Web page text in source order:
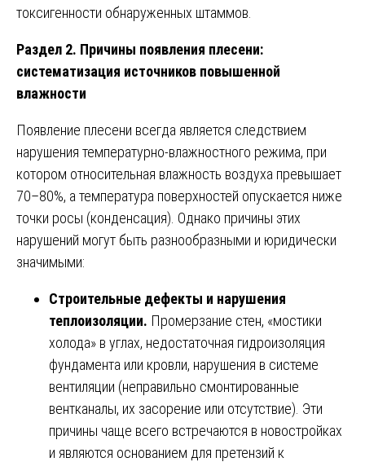
токсигенности обнаруженных штаммов.
Раздел 2. Причины появления плесени:
систематизация источников повышенной
влажности
Появление плесени всегда является следствием
нарушения температурно-влажностного режима, при
котором относительная влажность воздуха превышает
70–80%, а температура поверхностей опускается ниже
точки росы (конденсация). Однако причины этих
нарушений могут быть разнообразными и юридически
значимыми:
Строительные дефекты и нарушения
теплоизоляции. Промерзание стен, «мостики
холода» в углах, недостаточная гидроизоляция
фундамента или кровли, нарушения в системе
вентиляции (неправильно смонтированные
вентканалы, их засорение или отсутствие). Эти
причины чаще всего встречаются в новостройках
и являются основанием для претензий к